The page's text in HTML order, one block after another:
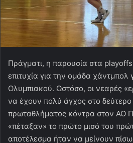
Πράγματι, η παρουσία στα
επιτυχία για την ομάδα χάντμπολ
Ολυμπιακού. Ωστόσο, οι νεαρές
να έχουν πολύ άγχος στο δεύτερο
πρωταθλήματος κόντρα στον ΑΟ
«πέταξαν» το πρώτο μισό του
αποτέλεσμα ήταν να μείνουν